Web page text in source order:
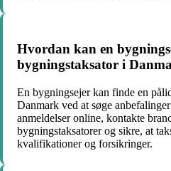
Hvordan kan en
bygningstaksator i
En bygningsejer kan finde en
Danmark ved at søge
anmeldelser online, kontakte
bygningstaksatorer og sikre, at
kvalifikationer og forsikringer.